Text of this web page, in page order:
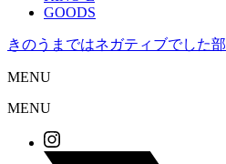
GOODS
きのうまではネガティブでした部
MENU
MENU